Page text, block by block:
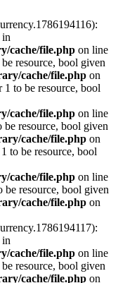
in
cache/file.php on line
resource, bool given
cache/file.php on
1 to be resource, bool
cache/file.php on line
be resource, bool given
cache/file.php on
to be resource, bool
cache/file.php on line
be resource, bool given
cache/file.php on
in
cache/file.php on line
resource, bool given
cache/file.php on